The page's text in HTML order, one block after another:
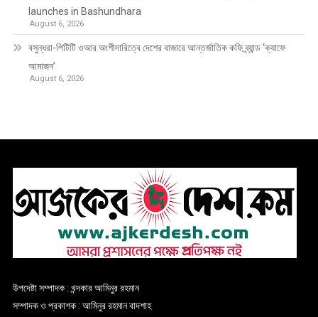
launches in Bashundhara
August 6, 2026
বসুন্ধরা-পিটিটি ওআর অংশীদারিত্বে দেশের বাজারে আন্তর্জাতিক কফি ব্র্যান্ড ‘ক্যাফে
আমাজন’
August 6, 2026
উপদেষ্টা সম্পাদক : খন্দকার আমিনুর রহমান
সম্পাদক ও প্রকাশক : আমিনুর রহমান বাদশাহ